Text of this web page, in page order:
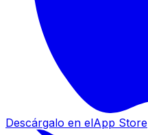
Descárgalo en elApp Store